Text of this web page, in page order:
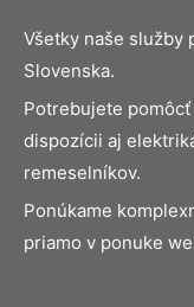
Všetky naše služby
Slovenska.
Potrebujete
dispozícii aj
remeselníkov.
Ponúkame
priamo v ponuke